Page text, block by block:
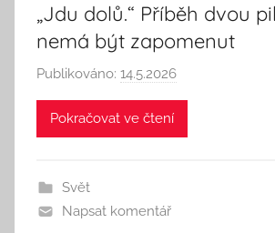
„Jdu dolů.“ Příběh dvou
nemá být zapomenut
Publikováno: 14.5.2026
u
Pokračovat ve čtení
Svět
Napsat komentář